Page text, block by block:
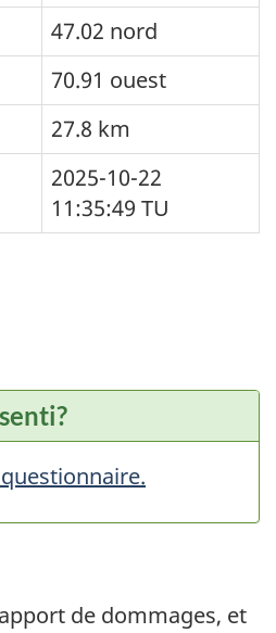
47.02 nord
70.91 ouest
27.8 km
2025-10-22
11:35:49 TU
de dommages, et